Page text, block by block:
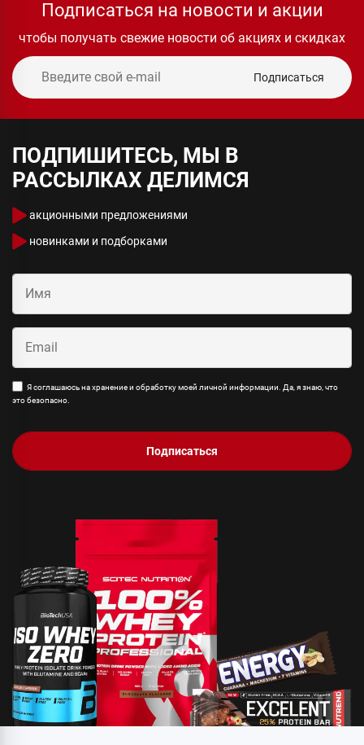
Подписаться на новости и акции
чтобы получать свежие новости об акциях и скидках
Подписаться
ПОДПИШИТЕСЬ, МЫ В
РАССЫЛКАХ ДЕЛИМСЯ
акционными предложениями
новинками и подборками
Я соглашаюсь на хранение и обработку моей личной информации. Да, я знаю, что
это безопасно.
Подписаться